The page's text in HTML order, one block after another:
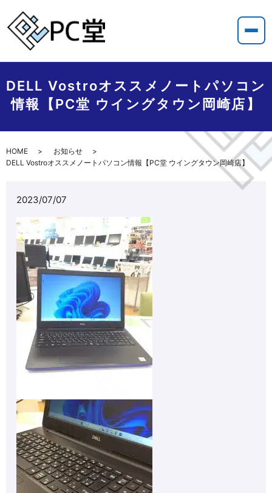
DELL Vostroオススメノートパソコン
情報【PC堂 ウイングタウン岡崎店】
HOME
お知らせ
DELL Vostroオススメノートパソコン情報【PC堂 ウイングタウン岡崎店】
2023/07/07